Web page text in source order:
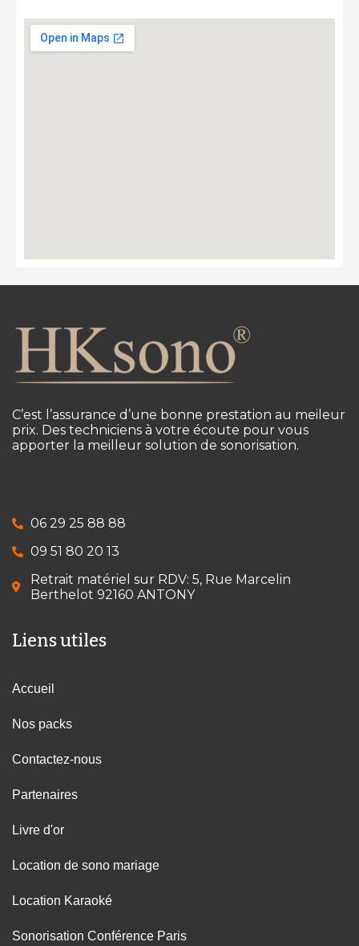
C’est l’assurance d’une bonne prestation au meileur
prix. Des techniciens à votre écoute pour vous
apporter la meilleur solution de sonorisation.
06 29 25 88 88
09 51 80 20 13
Retrait matériel sur RDV: 5, Rue Marcelin
Berthelot 92160 ANTONY
Liens utiles
Accueil
Nos packs
Contactez-nous
Partenaires
Livre d'or
Location de sono mariage
Location Karaoké
Sonorisation Conférence Paris